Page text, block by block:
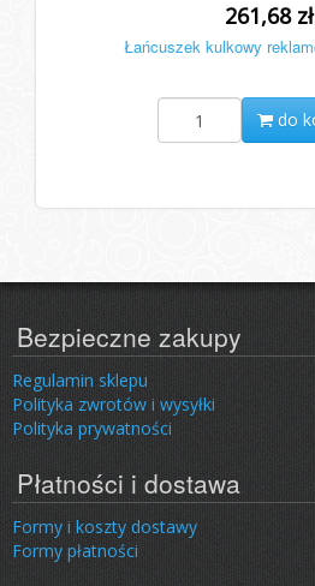
261,68 zł
Łańcuszek kulkowy
do
Bezpieczne zakupy
Regulamin sklepu
Polityka zwrotów i wysyłki
Polityka prywatności
Płatności i dostawa
Formy i koszty dostawy
Formy płatności